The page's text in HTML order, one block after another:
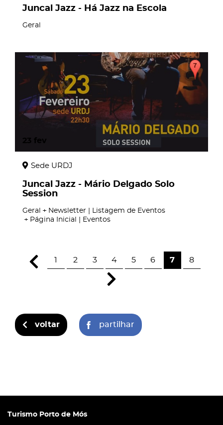
Juncal Jazz - Há Jazz na Escola
Geral
Sede URDJ
Juncal Jazz - Mário Delgado Solo
Session
Geral
Newsletter | Listagem de Eventos
Página Inicial | Eventos
1 2 3 4 5 6 7 8
voltar partilhar
Turismo Porto de Mós